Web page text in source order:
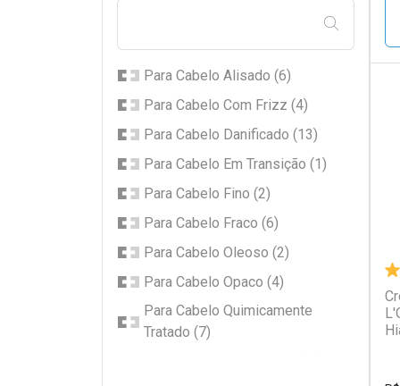
FILTRAR
Para Cabelo Alisado (6)
Para Cabelo Com Frizz (4)
Para Cabelo Danificado (13)
Para Cabelo Em Transição (1)
Para Cabelo Fino (2)
Para Cabelo Fraco (6)
Para Cabelo Oleoso (2)
Para Cabelo Opaco (4)
Para Cabelo Quimicamente
Tratado (7)